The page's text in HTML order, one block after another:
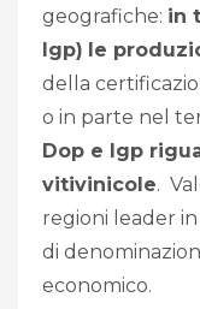
geografiche: in
Igp) le
della
o in parte nel
Dop e Igp
vitivinicole.
regioni leader
di
economico.